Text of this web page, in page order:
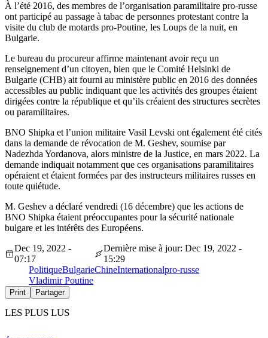
À l’été 2016, des membres de l’organisation paramilitaire pro-russe
ont participé au passage à tabac de personnes protestant contre la
visite du club de motards pro-Poutine, les Loups de la nuit, en
Bulgarie.
Le bureau du procureur affirme maintenant avoir reçu un
renseignement d’un citoyen, bien que le Comité Helsinki de
Bulgarie (CHB) ait fourni au ministère public en 2016 des données
accessibles au public indiquant que les activités des groupes étaient
dirigées contre la république et qu’ils créaient des structures secrètes
ou paramilitaires.
BNO Shipka et l’union militaire Vasil Levski ont également été cités
dans la demande de révocation de M. Geshev, soumise par
Nadezhda Yordanova, alors ministre de la Justice, en mars 2022. La
demande indiquait notamment que ces organisations paramilitaires
opéraient et étaient formées par des instructeurs militaires russes en
toute quiétude.
M. Geshev a déclaré vendredi (16 décembre) que les actions de
BNO Shipka étaient préoccupantes pour la sécurité nationale
bulgare et les intérêts des Européens.
Dec 19, 2022 -
07:17
Dernière mise à jour: Dec 19, 2022 -
15:29
PolitiqueBulgarieChineInternationalpro-russe
Vladimir Poutine
Print Partager
LES PLUS LUS